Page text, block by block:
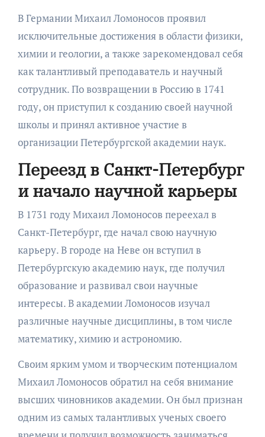
В Германии Михаил Ломоносов проявил
исключительные достижения в области физики,
химии и геологии, а также зарекомендовал себя
как талантливый преподаватель и научный
сотрудник. По возвращении в Россию в 1741
году, он приступил к созданию своей научной
школы и принял активное участие в
организации Петербургской академии наук.
Переезд в Санкт-Петербург
и начало научной карьеры
В 1731 году Михаил Ломоносов переехал в
Санкт-Петербург, где начал свою научную
карьеру. В городе на Неве он вступил в
Петербургскую академию наук, где получил
образование и развивал свои научные
интересы. В академии Ломоносов изучал
различные научные дисциплины, в том числе
математику, химию и астрономию.
Своим ярким умом и творческим потенциалом
Михаил Ломоносов обратил на себя внимание
высших чиновников академии. Он был признан
одним из самых талантливых ученых своего